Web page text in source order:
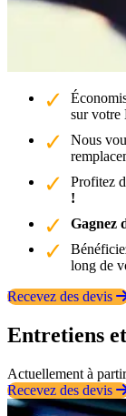
sur votre
Nous
Profitez
!
Gagnez
long de
Recevez des devis
Entretiens
Actuellement à
Recevez des devis